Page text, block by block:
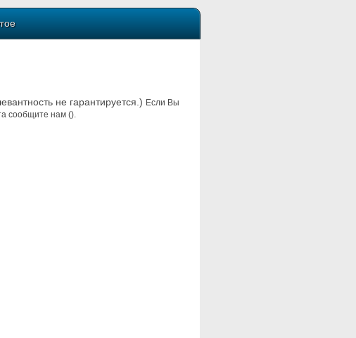
не гарантируется.) Если Вы
сообщите нам ().